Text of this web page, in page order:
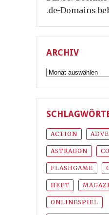
.de-Domains
ARCHIV
Archiv
ACTION
ASTRAGON
FLASHGAME
HEFT
ONLINESPIEL